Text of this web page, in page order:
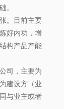
。
。目前主要
好内功，增
构产品产能
司，主要为
建设方（业
与业主或者